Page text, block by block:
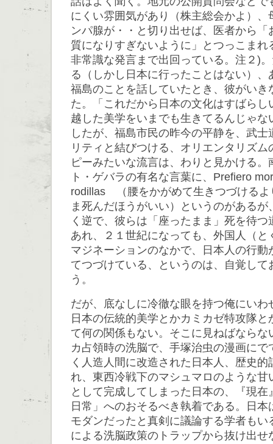
にくい雰囲気があり（株主総会かよ）、
ンパ腺が・・と切り出せば、医者から
質になりすぎないように」とつっこま
非常識な発言まで出回っている。注２)
る（しかし日本に行ったことはない）
福島のことを話していたとき、彼がいき
た。「これだから日本の文化はすばらし
越した美学をいまでも生きてるんじゃな
したが、福島市民の昨今の平静を、武
リティと結びつける、オリエンタリズ
ピーみたいな流言は、わりと見かける
ト・ゲバラの有名な言葉に、Prefiero
rodillas （腰をかがめて生きつづけるよ
ま死んだほうがいい）というのがある
く逆で、彼らは「座ったまま」死を待
あれ、２１世紀になっても、外国人（と
マジネーションのなかで、日本人の行動
てつづけている、というのは、自覚して
う。
だが、底なしに冷徹な眼を持つ俺にいわ
日本の伝統的美学とかカミカゼ特攻隊
て何の関係もない。そこに見ねばならな
カ占領時の洗脳で、手塚治虫の漫画に
く人造人間に改造された日本人、歴史
れ、東西冷戦下のマシュマロのような甘
として完成してしまった日本の、『現
日常」へのおそるべき執着である。日
モダンだったと真剣に議論する学者もい
による洗脳政策のトラップから抜け出せ